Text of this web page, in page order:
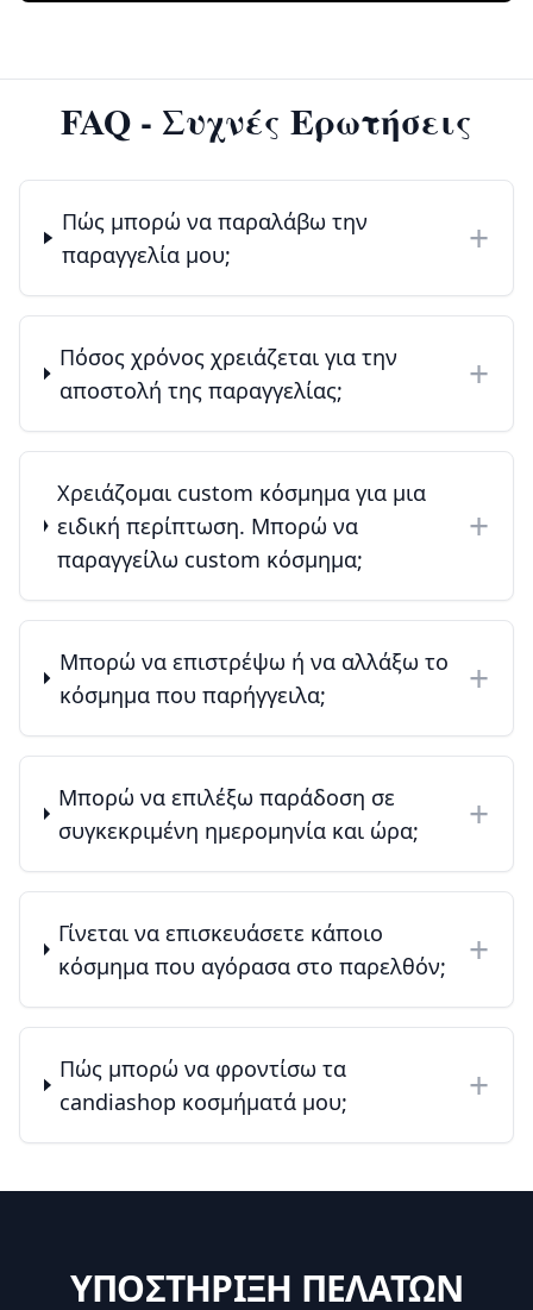
FAQ - Συχνές Ερωτήσεις
Πώς μπορώ να παραλάβω την
παραγγελία μου;
+
Πόσος χρόνος χρειάζεται για την
αποστολή της παραγγελίας;
+
Χρειάζομαι custom κόσμημα για μια
ειδική περίπτωση. Μπορώ να
παραγγείλω custom κόσμημα;
+
Μπορώ να επιστρέψω ή να αλλάξω το
κόσμημα που παρήγγειλα;
+
Μπορώ να επιλέξω παράδοση σε
συγκεκριμένη ημερομηνία και ώρα;
+
Γίνεται να επισκευάσετε κάποιο
κόσμημα που αγόρασα στο παρελθόν;
+
Πώς μπορώ να φροντίσω τα
candiashop κοσμήματά μου;
+
ΥΠΟΣΤΗΡΙΞΗ ΠΕΛΑΤΩΝ